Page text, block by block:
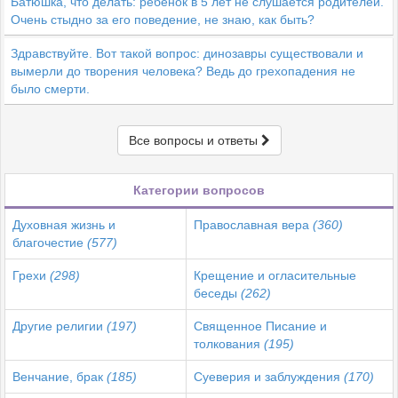
Очень стыдно за его поведение, не знаю, как быть?
Здравствуйте. Вот такой вопрос: динозавры существовали и
вымерли до творения человека? Ведь до грехопадения не
было смерти.
Все вопросы и ответы
Категории вопросов
Духовная жизнь и
благочестие (577)
Православная вера (360)
Грехи (298)
Крещение и огласительные
беседы (262)
Другие религии (197)
Священное Писание и
толкования (195)
Венчание, брак (185) Суеверия и заблуждения (170)